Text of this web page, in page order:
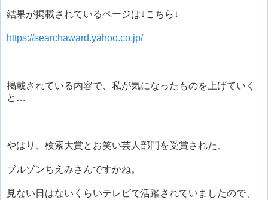
結果が掲載されているページは↓こちら↓
https://searchaward.yahoo.co.jp/
掲載されている内容で、私が気になったものを上げていく
と…
やはり、検索大賞とお笑い芸人部門を受賞された、
ブルゾンちえみさんですかね。
見ない日はないくらいテレビで活躍されていましたので、